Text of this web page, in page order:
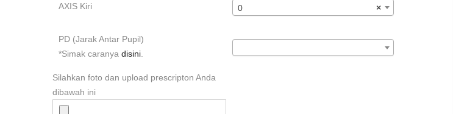
AXIS Kiri ×
0
PD (Jarak Antar Pupil)
*Simak caranya disini
Silahkan foto dan upload prescripton Anda
dibawah ini